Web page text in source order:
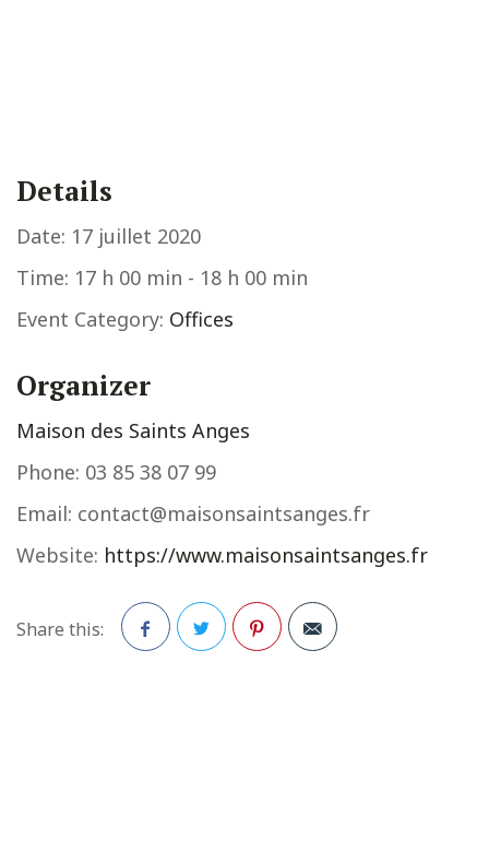
Details
Date: 17 juillet 2020
Time: 17 h 00 min - 18 h 00 min
Event Category: Offices
Organizer
Maison des Saints Anges
Phone: 03 85 38 07 99
Email: contact@maisonsaintsanges.fr
Website: https://www.maisonsaintsanges.fr
Share this: